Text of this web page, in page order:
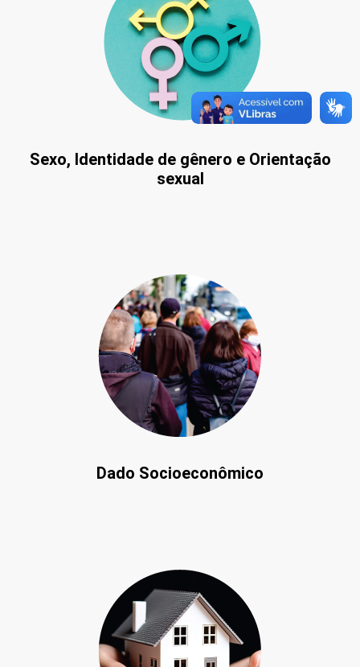
Sexo, Identidade de gênero e Orientação
sexual
Dado Socioeconômico